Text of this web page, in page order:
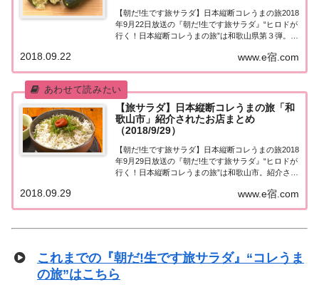
【朝だ!生です旅サラダ】日本縦断コレうまの旅2018
年9月22日放送の『朝だ!生です旅サラダ』“ヒロドが
行く！日本縦断コレうまの旅”は和歌山県第３弾。今
珍しいプチプチした食感の“コレうま商品”とは？紹
介されたお店はこちら！コレうまの旅...
www.e宿.com
2018.09.22
【旅サラダ】日本縦断コレうまの旅「和
歌山市」紹介されたお店まとめ
（2018/9/29）
【朝だ!生です旅サラダ】日本縦断コレうまの旅2018
年9月29日放送の『朝だ!生です旅サラダ』“ヒロドが
行く！日本縦断コレうまの旅”は和歌山市。紹介され
ドが行く！日本縦断コレうまの旅」今週で和歌山編
最終回。最後は和歌山市へ！ 国内・海...
www.e宿.com
2018.09.29
これまでの『朝だ!生です旅サラダ』“コレうま
の旅”はこちら